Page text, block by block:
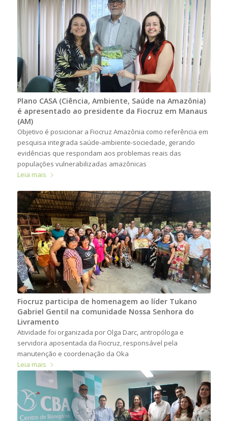
Plano CASA (Ciência, Ambiente, Saúde na Amazônia)
é apresentado ao presidente da Fiocruz em Manaus
(AM)
Objetivo é posicionar a Fiocruz Amazônia como referência em
pesquisa integrada saúde-ambiente-sociedade, gerando
evidências que respondam aos problemas reais das
populações vulnerabilizadas amazônicas
Leia mais
Fiocruz participa de homenagem ao líder Tukano
Gabriel Gentil na comunidade Nossa Senhora do
Livramento
Atividade foi organizada por Olga Darc, antropóloga e
servidora aposentada da Fiocruz, responsável pela
manutenção e coordenação da Oka
Leia mais